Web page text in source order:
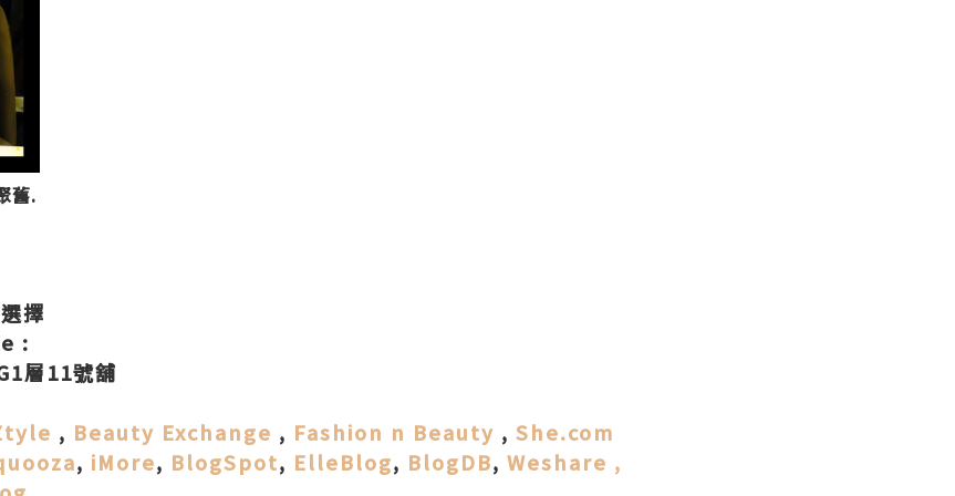
舊.
擇
:
層11號舖
, Beauty Exchange , Fashion n Beauty , She.com
, iMore, BlogSpot, ElleBlog, BlogDB, Weshare ,